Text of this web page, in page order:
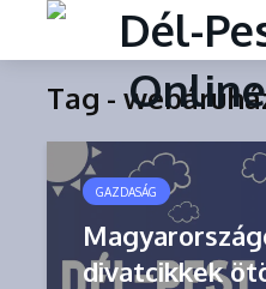
Tag -
GAZDASÁG
divatcikkek